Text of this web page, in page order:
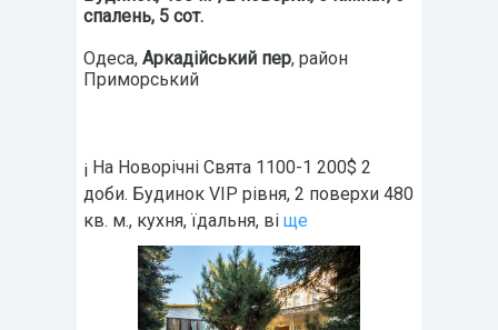
спалень, 5 сот.
Одеса, Аркадійський пер, район
Приморський
¡ На Новорічні Свята 1100-1 200$ 2
доби. Будинок VIP рівня, 2 поверхи 480
кв. м., кухня, їдальня, ві ще